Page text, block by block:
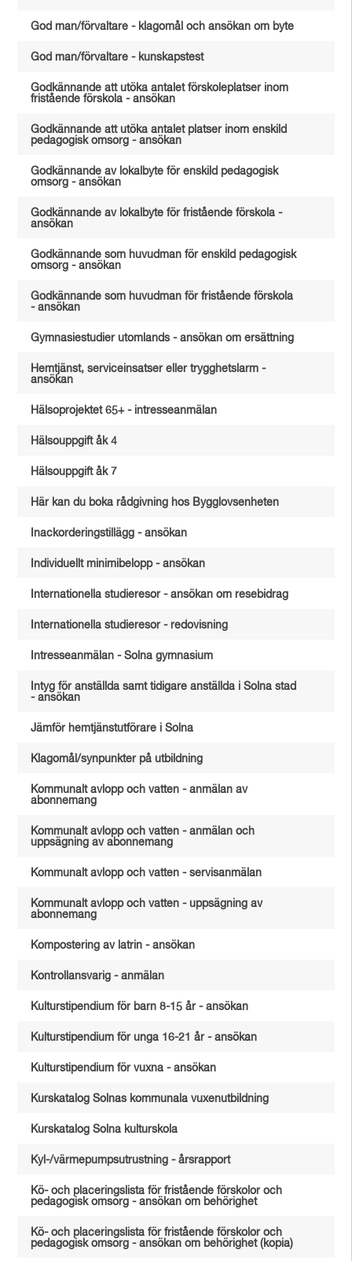
God man/förvaltare - klagomål och ansökan om byte
God man/förvaltare - kunskapstest
Godkännande att utöka antalet förskoleplatser inom
fristående förskola - ansökan
Godkännande att utöka antalet platser inom enskild
pedagogisk omsorg - ansökan
Godkännande av lokalbyte för enskild pedagogisk
omsorg - ansökan
Godkännande av lokalbyte för fristående förskola -
ansökan
Godkännande som huvudman för enskild pedagogisk
omsorg - ansökan
Godkännande som huvudman för fristående förskola
- ansökan
Gymnasiestudier utomlands - ansökan om ersättning
Hemtjänst, serviceinsatser eller trygghetslarm -
ansökan
Hälsoprojektet 65+ - intresseanmälan
Hälsouppgift åk 4
Hälsouppgift åk 7
Här kan du boka rådgivning hos Bygglovsenheten
Inackorderingstillägg - ansökan
Individuellt minimibelopp - ansökan
Internationella studieresor - ansökan om resebidrag
Internationella studieresor - redovisning
Intresseanmälan - Solna gymnasium
Intyg för anställda samt tidigare anställda i Solna stad
- ansökan
Jämför hemtjänstutförare i Solna
Klagomål/synpunkter på utbildning
Kommunalt avlopp och vatten - anmälan av
abonnemang
Kommunalt avlopp och vatten - anmälan och
uppsägning av abonnemang
Kommunalt avlopp och vatten - servisanmälan
Kommunalt avlopp och vatten - uppsägning av
abonnemang
Kompostering av latrin - ansökan
Kontrollansvarig - anmälan
Kulturstipendium för barn 8-15 år - ansökan
Kulturstipendium för unga 16-21 år - ansökan
Kulturstipendium för vuxna - ansökan
Kurskatalog Solnas kommunala vuxenutbildning
Kurskatalog Solna kulturskola
Kyl-/värmepumpsutrustning - årsrapport
Kö- och placeringslista för fristående förskolor och
pedagogisk omsorg - ansökan om behörighet
Kö- och placeringslista för fristående förskolor och
pedagogisk omsorg - ansökan om behörighet (kopia)